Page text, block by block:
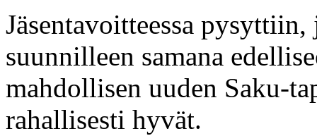
Jäsentavoitteessa
suunnilleen samana
mahdollisen uuden Saku-
rahallisesti hyvät.